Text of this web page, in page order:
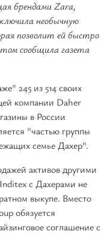
брендами Zara,
необычную
позволит ей быстро
сообщила газета
245 из 514 своих
компании Daher
в России
"частью группы
семье Дахер".
активов другими
с Дахерами не
выкупе. Вместо
обязуется
соглашение с